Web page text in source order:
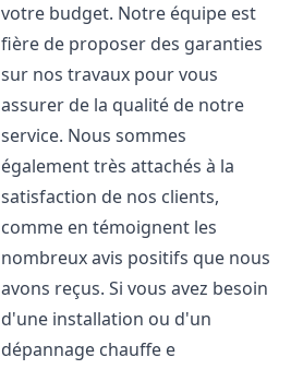
votre budget. Notre équipe est
fière de proposer des garanties
sur nos travaux pour vous
assurer de la qualité de notre
service. Nous sommes
également très attachés à la
satisfaction de nos clients,
comme en témoignent les
nombreux avis positifs que nous
avons reçus. Si vous avez besoin
d'une installation ou d'un
dépannage chauffe e